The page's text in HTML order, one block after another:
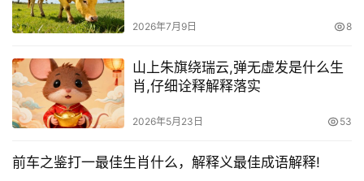
2026年7月9日 8
山上朱旗绕瑞云,弹无虚发是什么生
肖,仔细诠释解释落实
2026年5月23日 53
前车之鉴打一最佳生肖什么，解释义最佳成语解释!